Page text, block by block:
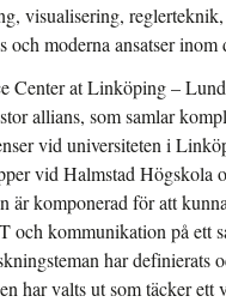
visualisering,
moderna ansatser inom
Center at Linköping –
allians, som samlar
vid universiteten i
vid Halmstad Högskola
är komponerad för att
och kommunikation på ett
har definierats
har valts ut som täcker ett